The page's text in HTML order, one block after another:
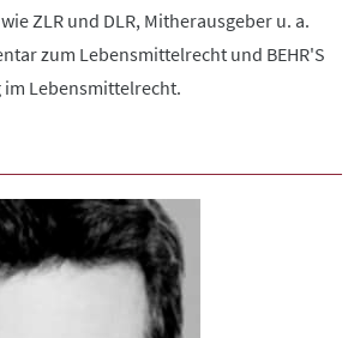
ZLR und DLR, Mitherausgeber u. a.
zum Lebensmittelrecht und BEHR'S
Lebensmittelrecht.